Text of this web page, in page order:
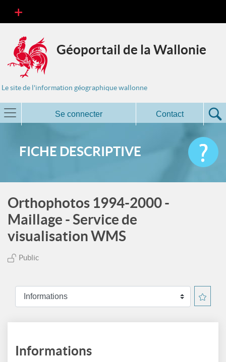
Géoportail de la Wallonie
Le site de l'information géographique wallonne
Se connecter Contact
FICHE DESCRIPTIVE
Orthophotos 1994-2000 -
Maillage - Service de
visualisation WMS
Public
Informations